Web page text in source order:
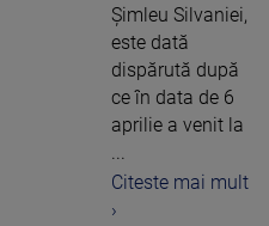
Şimleu Silvaniei,
este dată
dispărută după
ce în data de 6
aprilie a venit la
...
Citeste mai mult
›